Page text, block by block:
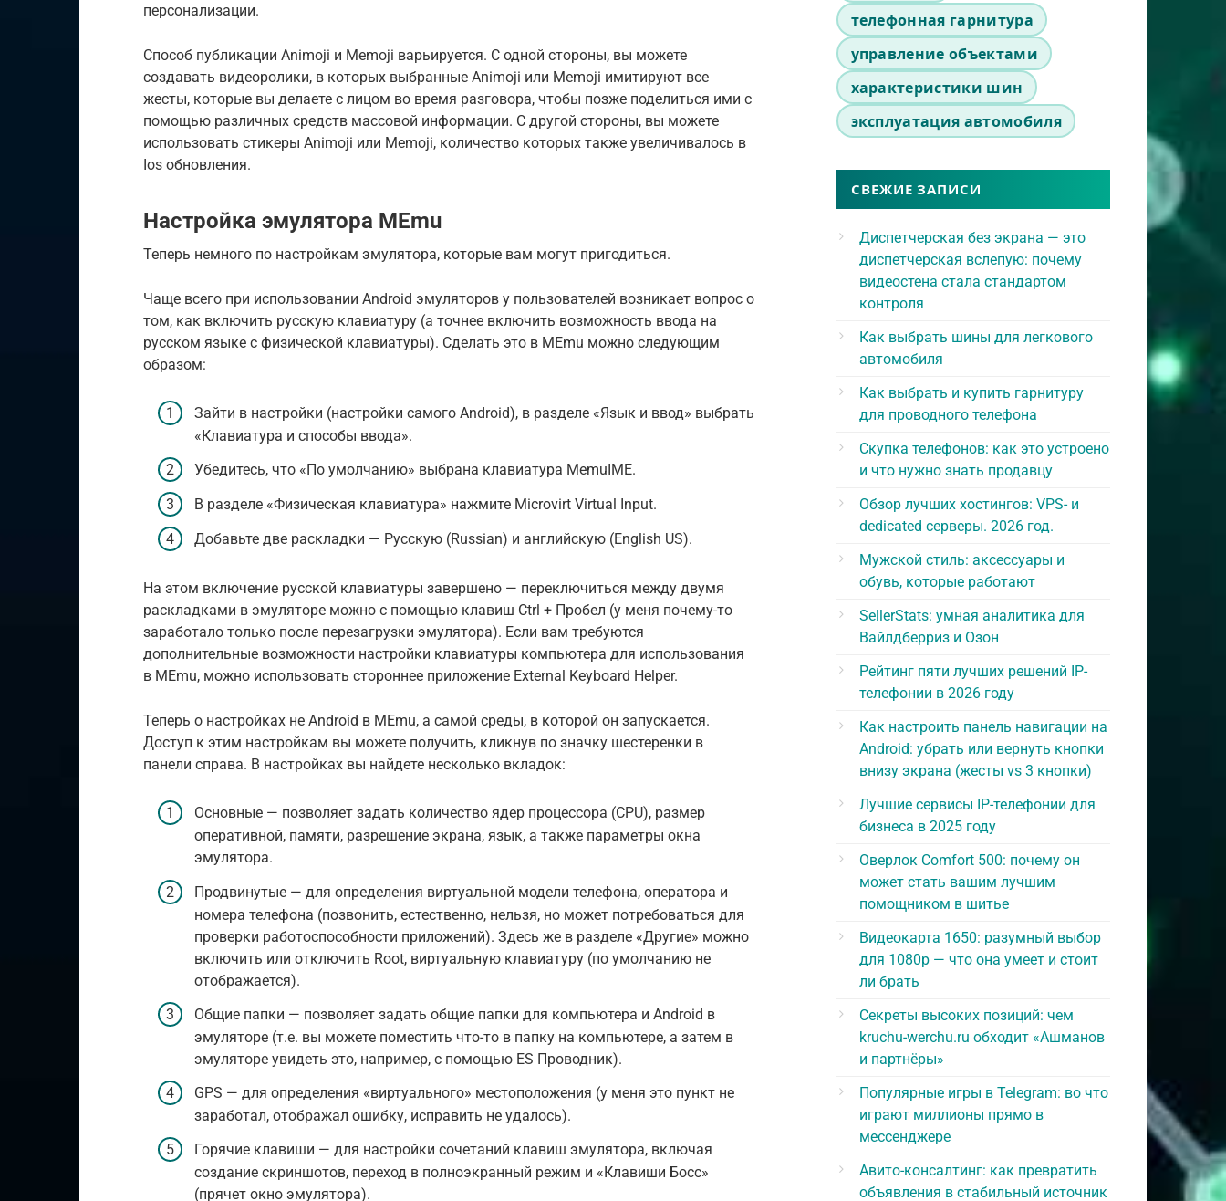
персонализации.
Способ публикации Animoji и Memoji варьируется. С одной стороны, вы можете
создавать видеоролики, в которых выбранные Animoji или Memoji имитируют все
жесты, которые вы делаете с лицом во время разговора, чтобы позже поделиться ими с
помощью различных средств массовой информации. С другой стороны, вы можете
использовать стикеры Animoji или Memoji, количество которых также увеличивалось в
Ios обновления.
Настройка эмулятора MEmu
Теперь немного по настройкам эмулятора, которые вам могут пригодиться.
Чаще всего при использовании Android эмуляторов у пользователей возникает вопрос о
том, как включить русскую клавиатуру (а точнее включить возможность ввода на
русском языке с физической клавиатуры). Сделать это в MEmu можно следующим
образом:
Зайти в настройки (настройки самого Android), в разделе «Язык и ввод» выбрать
«Клавиатура и способы ввода».
Убедитесь, что «По умолчанию» выбрана клавиатура MemuIME.
В разделе «Физическая клавиатура» нажмите Microvirt Virtual Input.
Добавьте две раскладки — Русскую (Russian) и английскую (English US).
На этом включение русской клавиатуры завершено — переключиться между двумя
раскладками в эмуляторе можно с помощью клавиш Ctrl + Пробел (у меня почему-то
заработало только после перезагрузки эмулятора). Если вам требуются
дополнительные возможности настройки клавиатуры компьютера для использования
в MEmu, можно использовать стороннее приложение External Keyboard Helper.
Теперь о настройках не Android в MEmu, а самой среды, в которой он запускается.
Доступ к этим настройкам вы можете получить, кликнув по значку шестеренки в
панели справа. В настройках вы найдете несколько вкладок:
Основные — позволяет задать количество ядер процессора (CPU), размер
оперативной, памяти, разрешение экрана, язык, а также параметры окна
эмулятора.
Продвинутые — для определения виртуальной модели телефона, оператора и
номера телефона (позвонить, естественно, нельзя, но может потребоваться для
проверки работоспособности приложений). Здесь же в разделе «Другие» можно
включить или отключить Root, виртуальную клавиатуру (по умолчанию не
отображается).
Общие папки — позволяет задать общие папки для компьютера и Android в
эмуляторе (т.е. вы можете поместить что-то в папку на компьютере, а затем в
эмуляторе увидеть это, например, с помощью ES Проводник).
GPS — для определения «виртуального» местоположения (у меня это пункт не
заработал, отображал ошибку, исправить не удалось).
Горячие клавиши — для настройки сочетаний клавиш эмулятора, включая
создание скриншотов, переход в полноэкранный режим и «Клавиши Босс»
(прячет окно эмулятора).
телефонная гарнитура
управление объектами
характеристики шин
эксплуатация автомобиля
СВЕЖИЕ ЗАПИСИ
Диспетчерская без экрана — это
диспетчерская вслепую: почему
видеостена стала стандартом
контроля
Как выбрать шины для легкового
автомобиля
Как выбрать и купить гарнитуру
для проводного телефона
Скупка телефонов: как это устроено
и что нужно знать продавцу
Обзор лучших хостингов: VPS- и
dedicated серверы. 2026 год.
Мужской стиль: аксессуары и
обувь, которые работают
SellerStats: умная аналитика для
Вайлдберриз и Озон
Рейтинг пяти лучших решений IP-
телефонии в 2026 году
Как настроить панель навигации на
Android: убрать или вернуть кнопки
внизу экрана (жесты vs 3 кнопки)
Лучшие сервисы IP-телефонии для
бизнеса в 2025 году
Оверлок Comfort 500: почему он
может стать вашим лучшим
помощником в шитье
Видеокарта 1650: разумный выбор
для 1080p — что она умеет и стоит
ли брать
Секреты высоких позиций: чем
kruchu-werchu.ru обходит «Ашманов
и партнёры»
Популярные игры в Telegram: во что
играют миллионы прямо в
мессенджере
Авито-консалтинг: как превратить
объявления в стабильный источник